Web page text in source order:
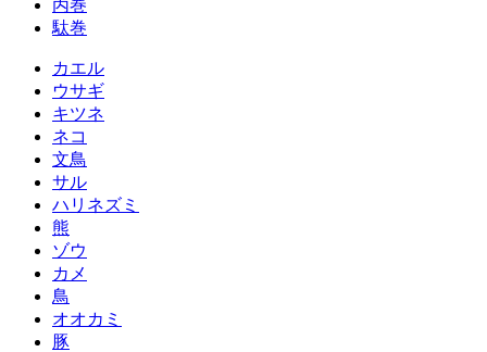
丙巻
駄巻
カエル
ウサギ
キツネ
ネコ
文鳥
サル
ハリネズミ
熊
ゾウ
カメ
鳥
オオカミ
豚